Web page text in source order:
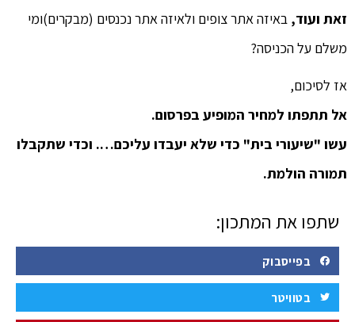
זאת ועוד, באיזה אתר צופים ולאיזה אתר נכנסים (מבקרים)ומי
משלם על הכניסה?
אז לסיכום,
אל תתפתו למחיר המופיע בפרסום.
עשו "שיעורי בית" כדי שלא יעבדו עליכם…. וכדי שתקבלו
תמורה הולמת.
שתפו את המתכון:
בפייסבוק
בטוויטר